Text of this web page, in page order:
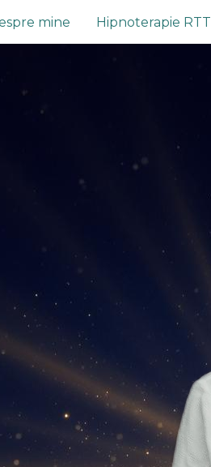
mine Hipnoterapie RTT